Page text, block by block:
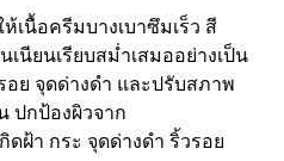
อครีมบางเบาซึมเร็ว สี
นียนเรียบสม่ำเสมออย่างเป็น
ย จุดด่างดำ และปรับสภาพ
ปกป้องผิวจาก
ดฝ้า กระ จุดด่างดำ ริ้วรอย